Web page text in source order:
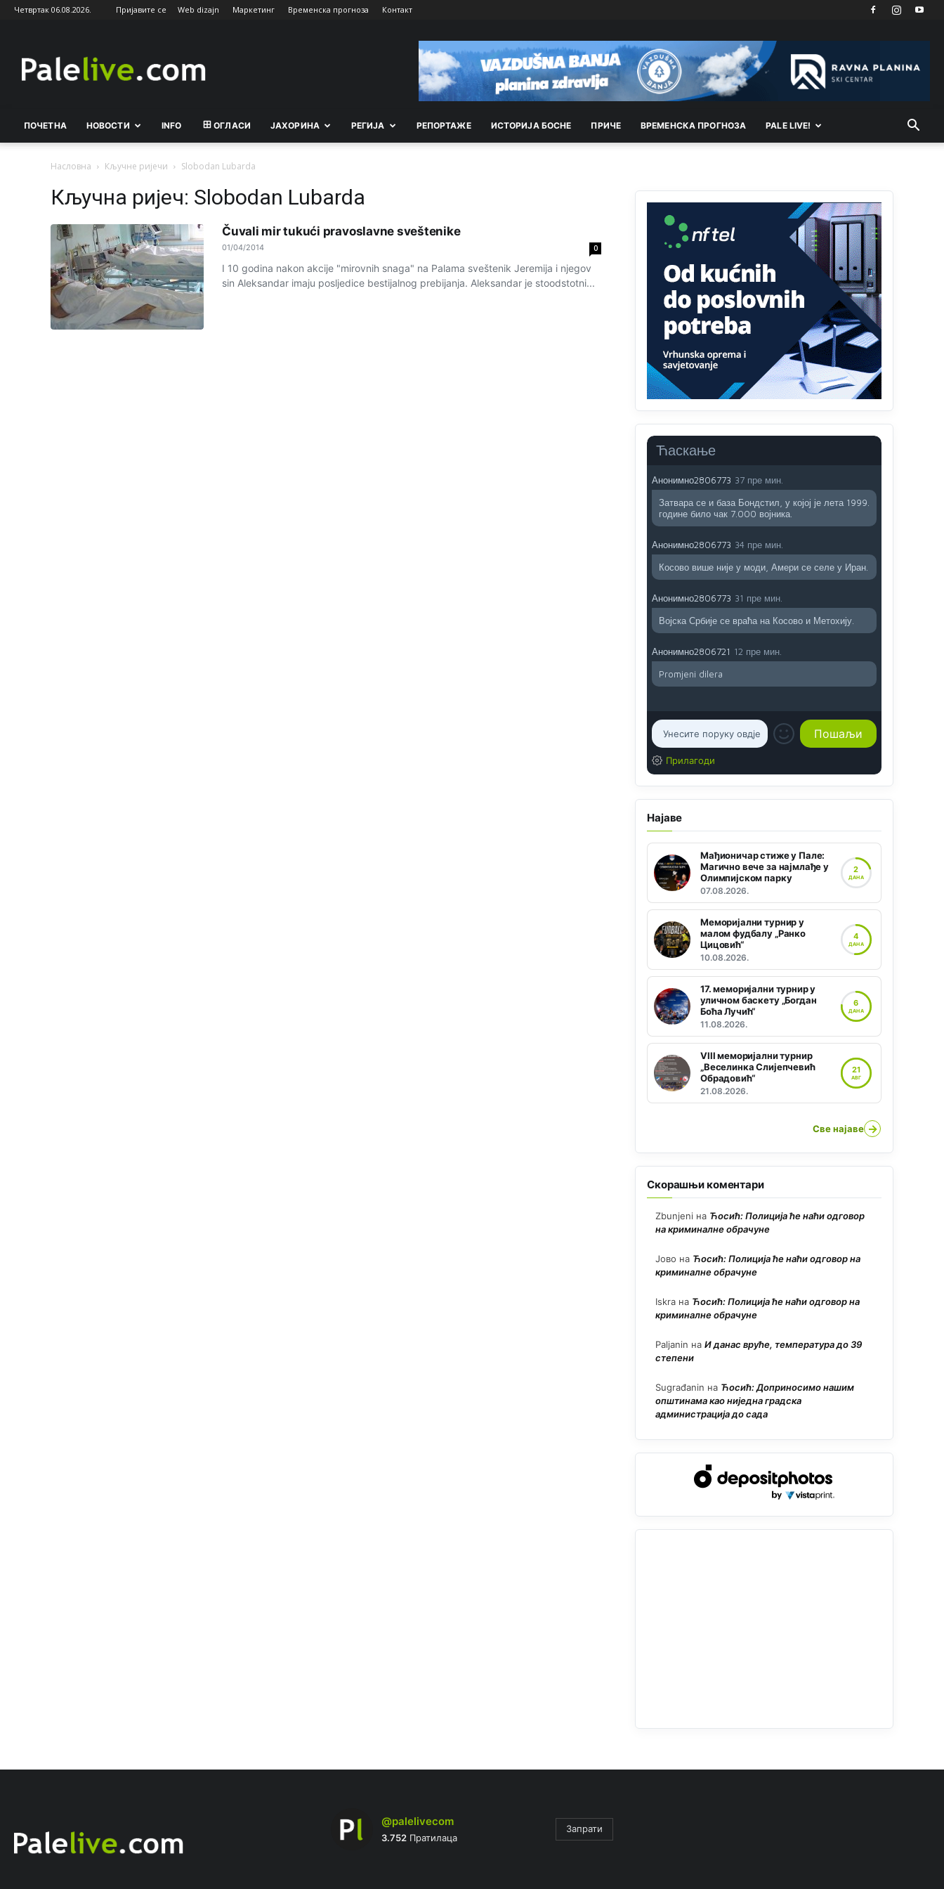
Четвртак 06.08.2026. Пријавите се Web dizajn Маркетинг Временска прогноза Контакт
ПОЧЕТНА НОВОСТИ INFO ОГЛАСИ ЈАХОРИНА РEГИЈА РEПОРТАЖE ИСТОРИЈА БОСНЕ ПРИЧЕ ВРEМEНСКА ПРОГНОЗА PALE LIVE!
Насловна Кључне ријечи Slobodan Lubarda
Кључна ријеч: Slobodan Lubarda
Čuvali mir tukući pravoslavne sveštenike
01/04/2014 0
I 10 godina nakon akcije "mirovnih snaga" na Palama sveštenik Jeremija i njegov
sin Aleksandar imaju posljedice bestijalnog prebijanja. Aleksandar je stoodstotni...
Ћаскање
Анонимно2800732 јуче 6:20
Pavle D u d l a č
RS je država ako nisi znao
Анонимно2806419
биће увек држава за турчина који овде уноси
немир
Анонимно2806552 5:39
nije mujo turcin, mujo ue bendasr
Анонимно2806721 59 пре мин.
Možete sebi umisliti da je i Kosovo dio Srbije al
nije...probajte ući bez
pasosa.Takoirs.Umislili
ste da ste nebeski narod
АМЕРИКАНЦИ ДО КРАЈА ГОДИНЕ ОДЛАЗЕ СА
КОСОВА
Анонимно2806773 37 пре мин.
Затвара се и база Бондстил, у којој је лета 1999.
године било чак 7.000 војника.
Анонимно2806773 34 пре мин.
Косово више није у моди, Амери се селе у Иран.
Анонимно2806773 31 пре мин.
Војска Србије се враћа на Косово и Метохију.
Анонимно2806721 12 пре мин.
Promjeni dilera
Прилагоди
Најаве
Мађионичар стиже у Пале:
Магично вече за најмлађе у
Олимпијском парку
07.08.2026.
2
ДАНА
Меморијални турнир у
малом фудбалу „Ранко
Цицовић“
10.08.2026.
4
ДАНА
17. меморијални турнир у
уличном баскету „Богдан
Боћа Лучић“
11.08.2026.
6
ДАНА
VIII меморијални турнир
„Веселинка Слијепчевић
Обрадовић“
21.08.2026.
21
АВГ
Све најаве →
Скорашњи коментари
Zbunjeni на Ћосић: Полиција ће наћи одговор
на криминалне обрачуне
Јово на Ћосић: Полиција ће наћи одговор на
криминалне обрачуне
Iskra на Ћосић: Полиција ће наћи одговор на
криминалне обрачуне
Paljanin на И данас вруће, температура до 39
степени
Sugrađanin на Ћосић: Доприносимо нашим
општинама као ниједна градска
администрација до сада
@palelivecom
3.752Пратилаца
Запрати